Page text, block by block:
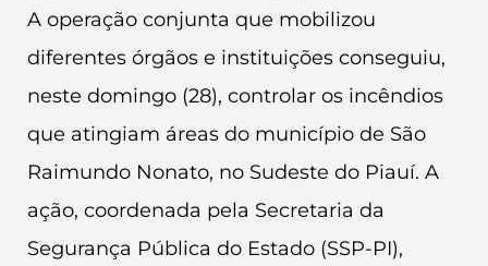
A operação conjunta que mobilizou
diferentes órgãos e instituições conseguiu,
neste domingo (28), controlar os incêndios
que atingiam áreas do município de São
Raimundo Nonato, no Sudeste do Piauí. A
ação, coordenada pela Secretaria da
Segurança Pública do Estado (SSP-PI),